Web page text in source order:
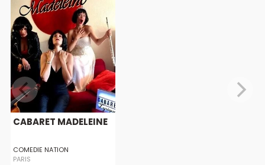
CABARET MADELEINE
COMEDIE NATION
PARIS